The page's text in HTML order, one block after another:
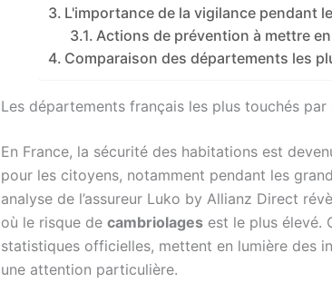
L'importance de la vigilance pendant
Actions de prévention à mettre
Comparaison des départements les
Les départements français les plus touchés
En France, la sécurité des habitations est
pour les citoyens, notamment pendant les
analyse de l’assureur Luko by Allianz Direct
où le risque de cambriolages est le plus élevé.
statistiques officielles, mettent en lumière des
une attention particulière.